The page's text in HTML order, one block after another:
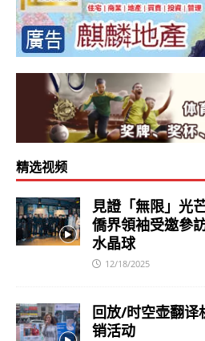
精选视频
見證「無限」光
僑界領袖受邀參
水晶球
12/18/2025
回放/时空壶翻译
销活动